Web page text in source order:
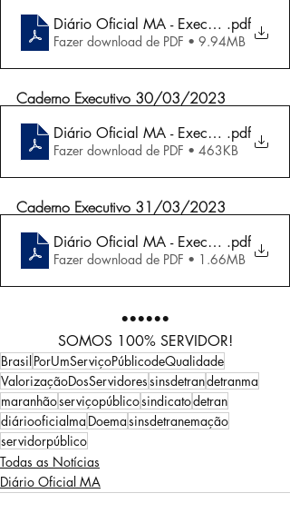
Diário Oficial MA - Executivo 29-03-
.pdf
Fazer download de PDF • 9.94MB
Caderno Executivo 30/03/2023
Diário Oficial MA - Executivo 30-03-
.pdf
Fazer download de PDF • 463KB
Caderno Executivo 31/03/2023
Diário Oficial MA - Executivo 31-03-
.pdf
Fazer download de PDF • 1.66MB
••••••
SOMOS 100% SERVIDOR!
BrasilPorUmServiçoPúblicodeQualidade
ValorizaçãoDosServidoressinsdetrandetranma
maranhãoserviçopúblicosindicatodetran
diáriooficialma Doemasinsdetranemação
servidorpúblico
Todas as Notícias
Diário Oficial MA